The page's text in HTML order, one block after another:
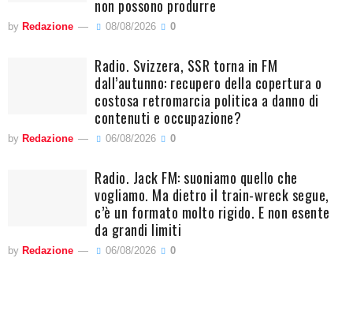
non possono produrre
by Redazione 08/08/2026 0
Radio. Svizzera, SSR torna in FM
dall’autunno: recupero della copertura o
costosa retromarcia politica a danno di
contenuti e occupazione?
by Redazione 06/08/2026 0
Radio. Jack FM: suoniamo quello che
vogliamo. Ma dietro il train-wreck segue,
c’è un formato molto rigido. E non esente
da grandi limiti
by Redazione 06/08/2026 0